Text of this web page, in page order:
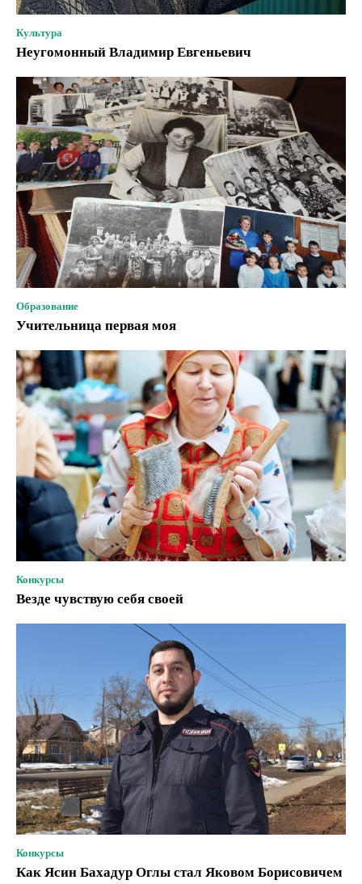
Культура
Неугомонный Владимир Евгеньевич
Образование
Учительница первая моя
Конкурсы
Везде чувствую себя своей
Конкурсы
Как Ясин Бахадур Оглы стал Яковом Борисовичем